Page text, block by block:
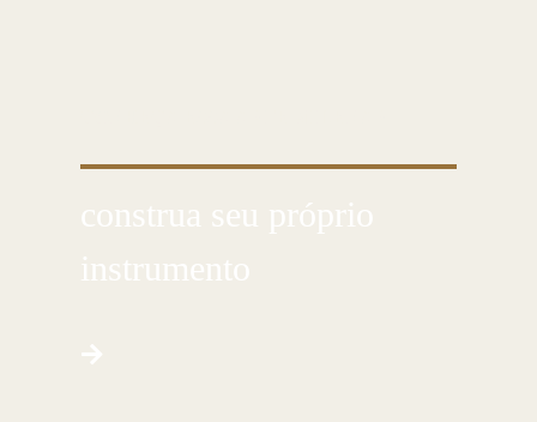
construa seu próprio
instrumento